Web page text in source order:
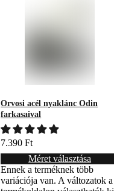
Orvosi acél nyaklánc Odin
farkasaival
7.390Ft
Méret választása
Ennek a terméknek több
variációja van. A változatok a